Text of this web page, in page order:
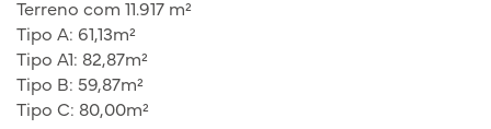
Terreno com 11.917 m²
Tipo A: 61,13m²
Tipo A1: 82,87m²
Tipo B: 59,87m²
Tipo C: 80,00m²